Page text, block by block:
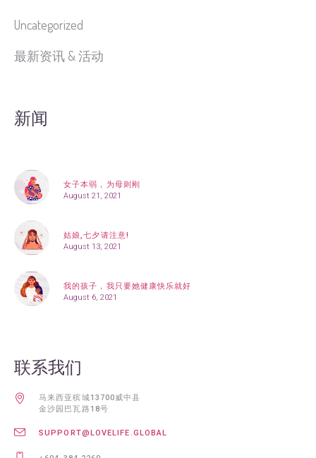
Uncategorized
最新资讯 & 活动
新闻
女子本弱，为母则刚
August 21, 2021
姑娘,七夕请注意!
August 13, 2021
我的孩子，我只要她健康快乐就好
August 6, 2021
联系我们
马来西亚槟城13700威中县
金沙园巴瓦路18号
SUPPORT@LOVELIFE.GLOBAL